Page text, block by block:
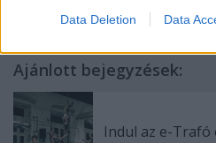
Data Deletion Data
Ajánlott bejegyzések:
Indul az e-